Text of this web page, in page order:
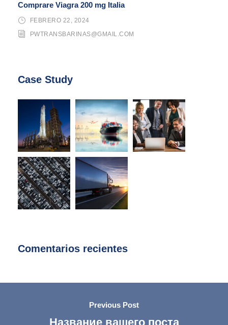
Comprare Viagra 200 mg Italia
FEBRERO 22, 2024
PWTRANSBARINAS@GMAIL.COM
Case Study
Comentarios recientes
Previous Post
Название вашего поста